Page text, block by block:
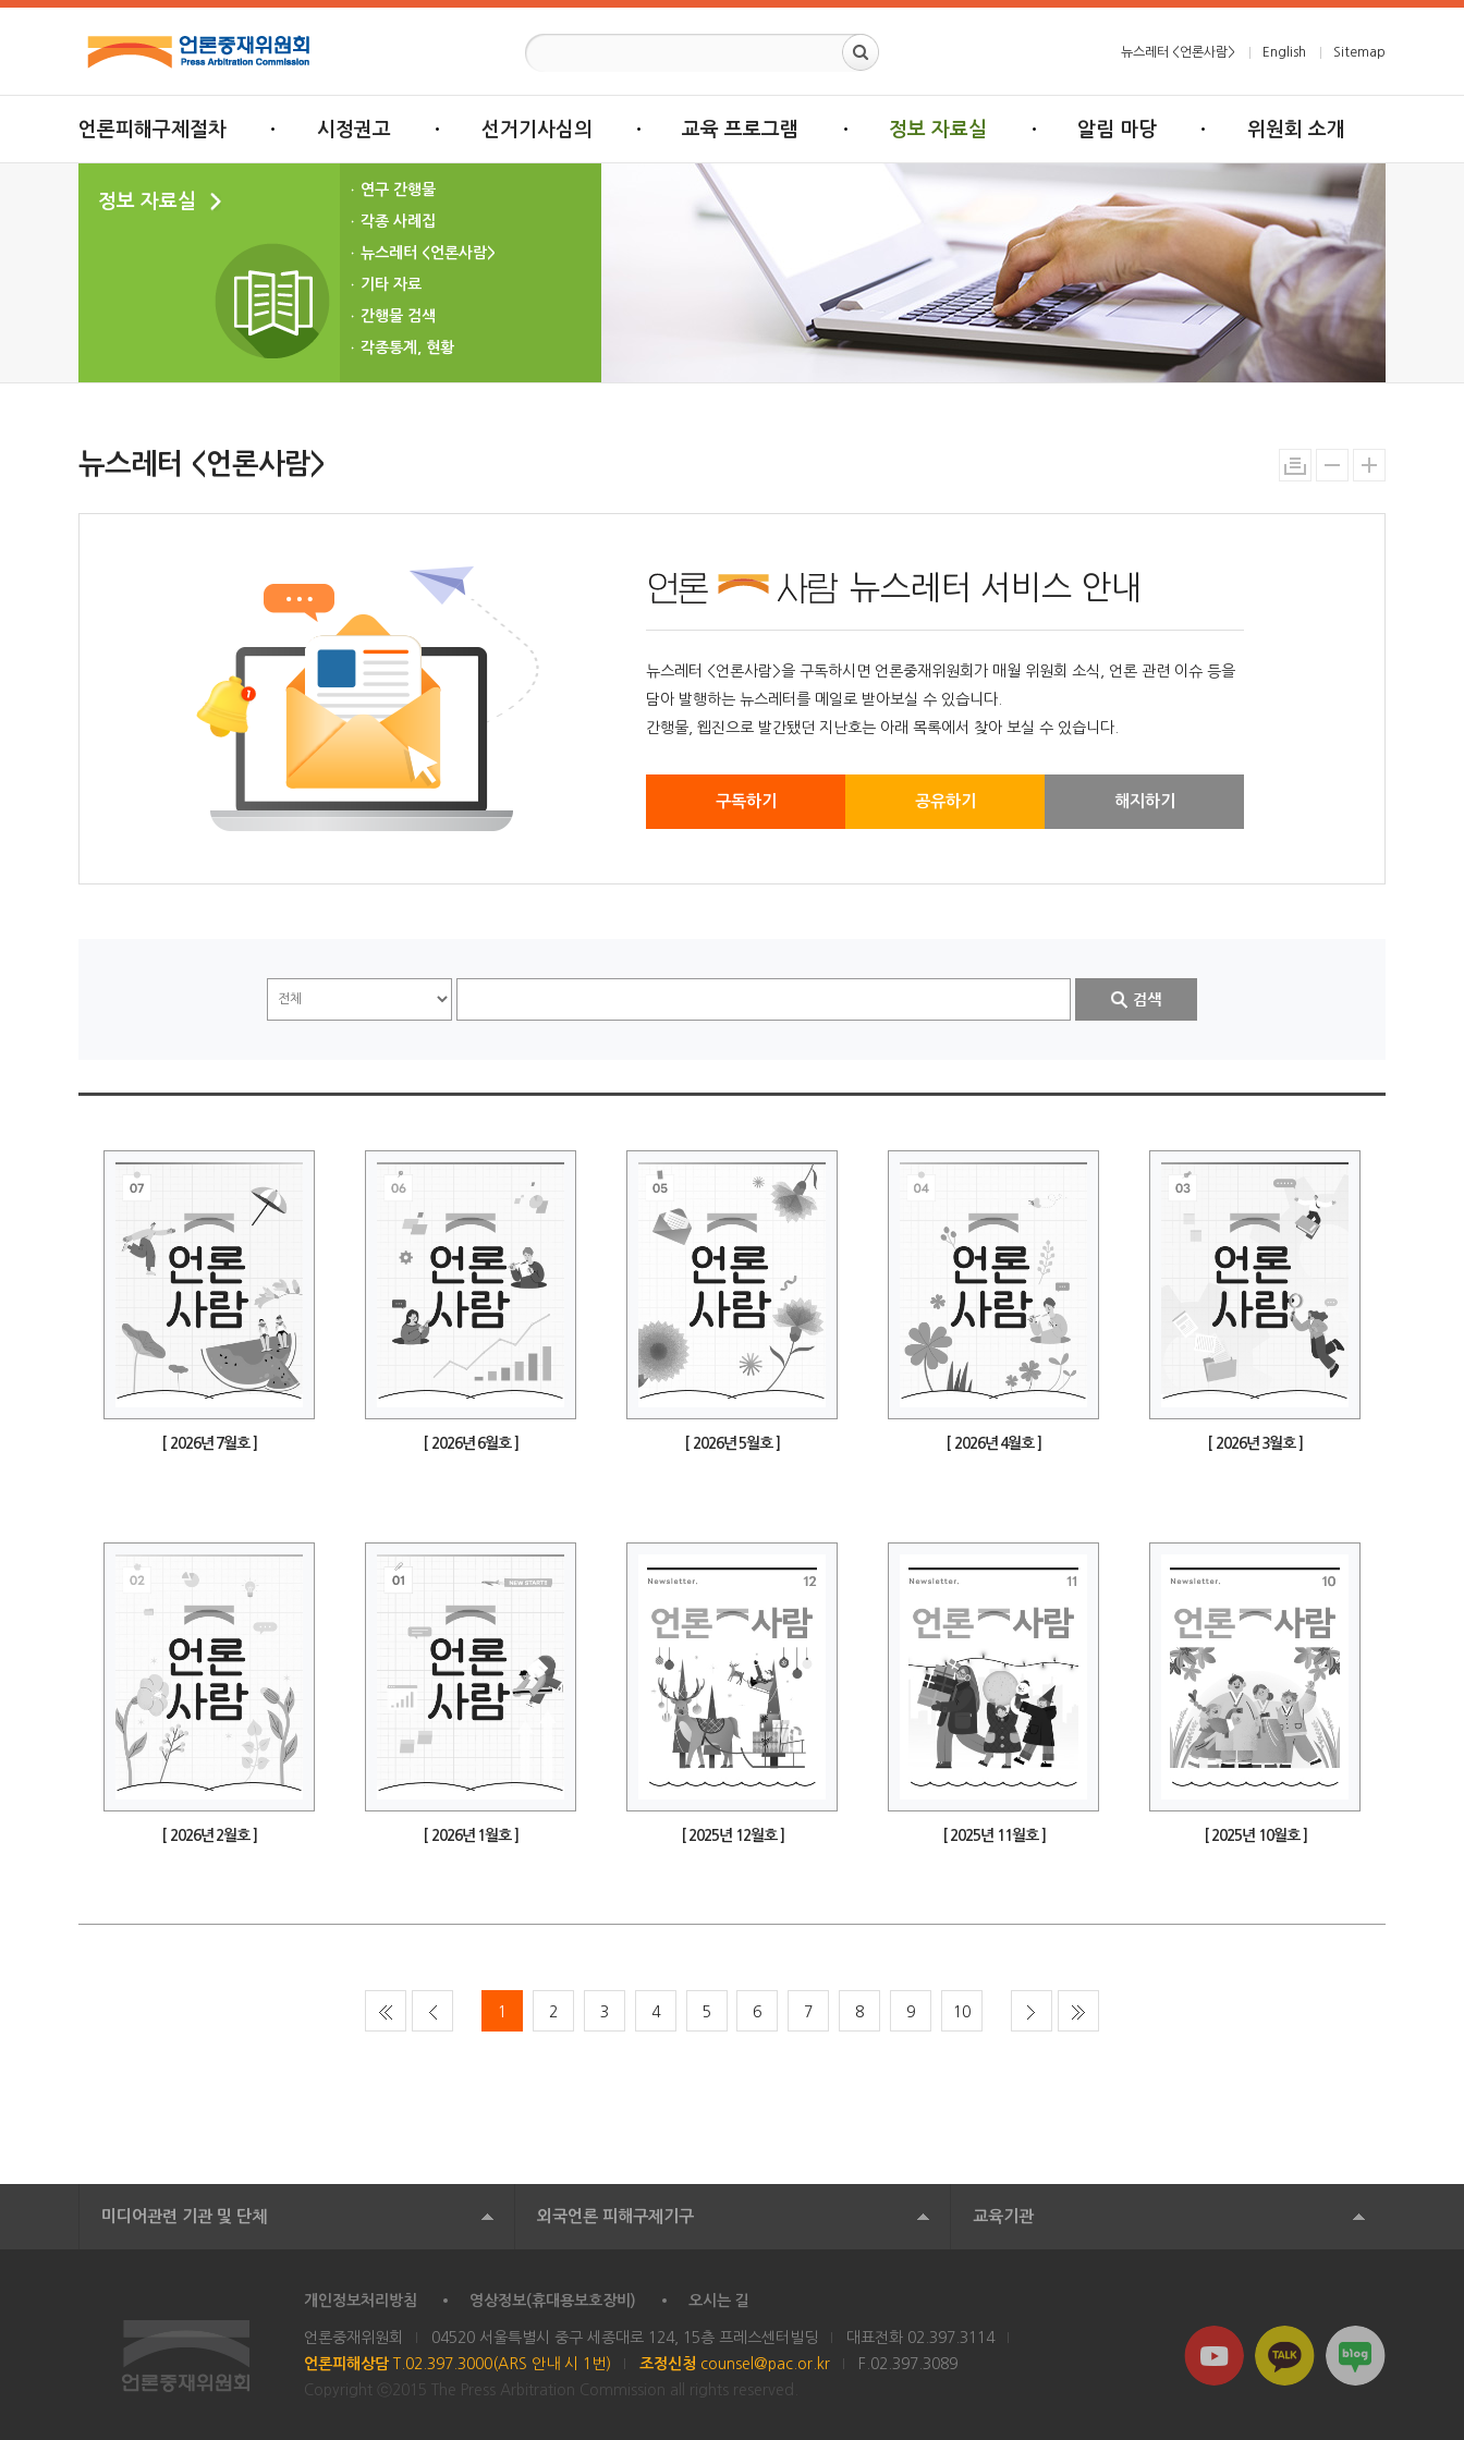
뉴스레터 <언론사람> English Sitemap
언론피해구제절차 시정권고 선거기사심의 교육 프로그램 정보 자료실 알림 마당 위원회 소개
정보 자료실
연구 간행물
각종 사례집
뉴스레터 <언론사람>
기타 자료
간행물 검색
각종통계, 현황
뉴스레터 <언론사람>
뉴스레터 서비스 안내
뉴스레터 <언론사람>을 구독하시면 언론중재위원회가 매월 위원회 소식, 언론 관련 이슈 등을
담아 발행하는 뉴스레터를 메일로 받아보실 수 있습니다.
간행물, 웹진으로 발간됐던 지난호는 아래 목록에서 찾아 보실 수 있습니다.
구독하기 공유하기 해지하기
[ 2026년 7월호 ] [ 2026년 6월호 ] [ 2026년 5월호 ] [ 2026년 4월호 ] [ 2026년 3월호 ]
[ 2026년 2월호 ] [ 2026년 1월호 ] [ 2025년 12월호 ] [ 2025년 11월호 ] [ 2025년 10월호 ]
1 2 3 4 5 6 7 8 9 10
미디어관련 기관 및 단체 외국언론 피해구제기구 교육기관
개인정보처리방침 영상정보(휴대용보호장비) 오시는 길
언론중재위원회 04520 서울특별시 중구 세종대로 124, 15층 프레스센터빌딩 대표전화 02.397.3114
언론피해상담 T.02.397.3000(ARS 안내 시 1번) 조정신청 counsel@pac.or.kr
F.02.397.3089
Copyright ⓒ2015 The Press Arbitration Commission all rights reserved.